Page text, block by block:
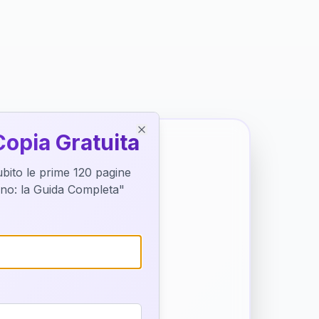
di
Gratuita
le prime 120 pagine
la Guida Completa"